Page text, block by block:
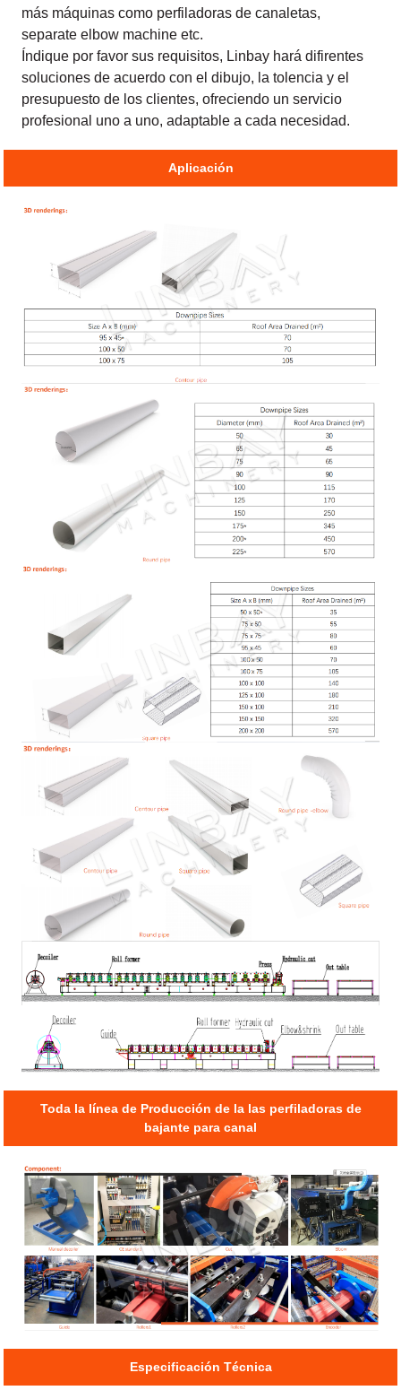
más máquinas como perfiladoras de canaletas,
separate elbow machine etc.
Índique por favor sus requisitos, Linbay hará difirentes
soluciones de acuerdo con el dibujo, la tolencia y el
presupuesto de los clientes, ofreciendo un servicio
profesional uno a uno, adaptable a cada necesidad.
Aplicación
Toda la línea de Producción de la las perfiladoras de
bajante para canal
Especificación Técnica